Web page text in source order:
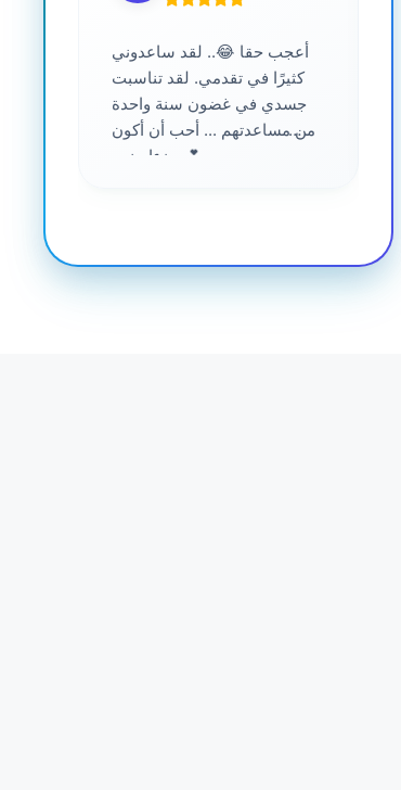
أعجب حقا 😂.. لقد ساعدوني
كثيرًا في تقدمي. لقد تناسبت
جسدي في غضون سنة واحدة
من مساعدتهم ... أحب أن أكون
جزءا منهم 💕